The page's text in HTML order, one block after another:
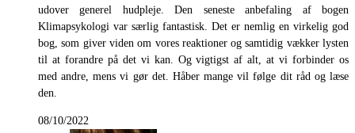
udover generel hudpleje. Den seneste anbefaling af bogen
Klimapsykologi var særlig fantastisk. Det er nemlig en virkelig god
bog, som giver viden om vores reaktioner og samtidig vækker lysten
til at forandre på det vi kan. Og vigtigst af alt, at vi forbinder os
med andre, mens vi gør det. Håber mange vil følge dit råd og læse
den.
08/10/2022